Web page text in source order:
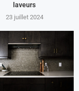
laveurs
23 juillet 2024